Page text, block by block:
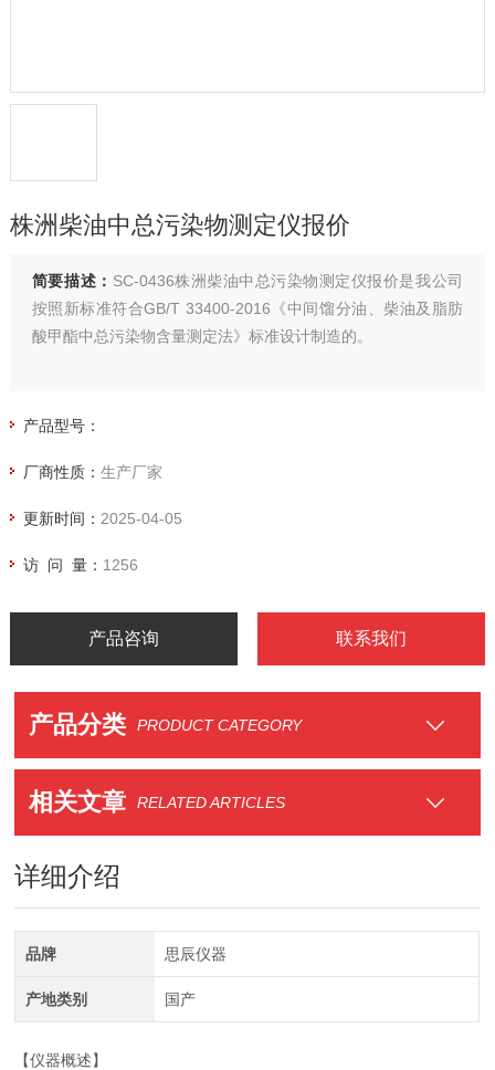
株洲柴油中总污染物测定仪报价
简要描述： SC-0436株洲柴油中总污染物测定仪报价是我公司
按照新标准符合GB/T 33400-2016《中间馏分油、柴油及脂肪
酸甲酯中总污染物含量测定法》标准设计制造的。
产品型号：
厂商性质： 生产厂家
更新时间： 2025-04-05
访 问 量： 1256
产品咨询 联系我们
产品分类 PRODUCT CATEGORY
相关文章 RELATED ARTICLES
详细介绍
品牌 思辰仪器
产地类别 国产
【仪器概述】